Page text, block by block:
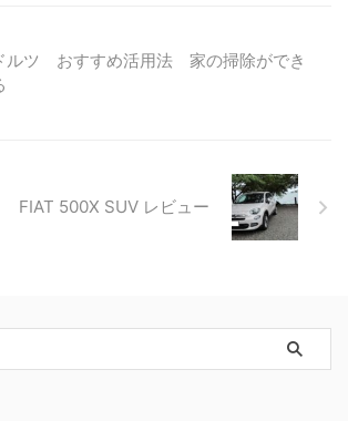
ルツ おすすめ活用法 家の掃除ができ
FIAT 500X SUV レビュー